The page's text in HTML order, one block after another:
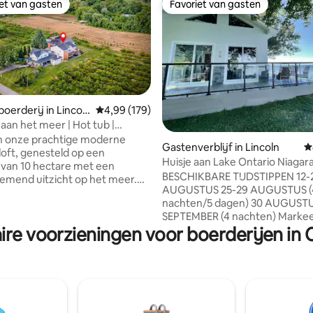
4,98 uit 5, 574 recensies
van gasten
van gasten
in Lincol
Gemiddelde beoordeling van 4,99 uit 5, 179
4,99 (179)
het meer | Hot tub |
| Toegang tot het strand
onze prachtige moderne
genesteld op een
10 hectare met een
uitzicht op het meer.
met gewelfde plafonds
aan natuurlijk licht. Het
Favoriet van gasten
Favoriet van gasten
Gastenverblijf in Lincoln
Huisje aan Lake Ontario
BESCHIKBARE TIJDSTIPPEN 12-
AUGUSTUS 25-29 AUGUSTUS
nachten/5 dagen) 30
SEPTEMBER (4 nachten)
advertentie als favoriet om
van last-minute deals te
vanuit de woonkamer,
het omringende
voorzieningen voor boerderijen in